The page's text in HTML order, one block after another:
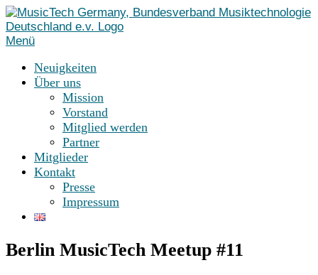
Zum
Inhalt
springen
Menü
Neuigkeiten
Über uns
Mission
Vorstand
Mitglied werden
Partner
Mitglieder
Kontakt
Presse
Impressum
Berlin MusicTech Meetup #11